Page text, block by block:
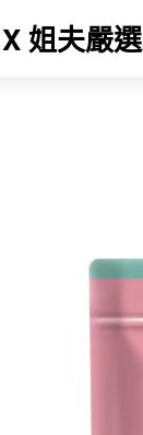
姐夫嚴選